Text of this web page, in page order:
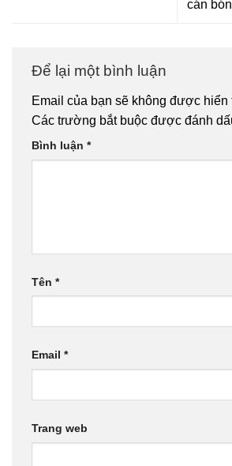
cán
Để lại một bình luận
Email của bạn sẽ không được hiển
Các trường bắt buộc được đánh
Bình luận *
Tên *
Email *
Trang web